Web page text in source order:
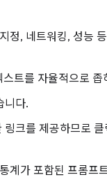
정, 네트워킹, 성능
트를 자율적으로 좁
니다.
크를 제공하므로
계가 포함된 프롬프